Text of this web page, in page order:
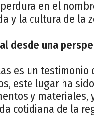
en el
y la cultura de la
desde una
es un
este lugar ha
y materiales,
cotidiana de la